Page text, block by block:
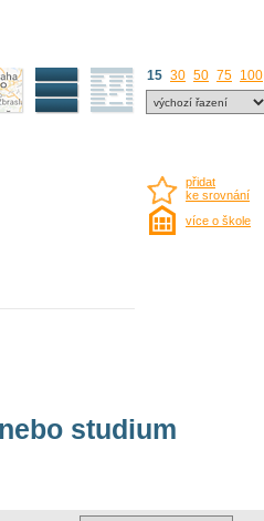
15 30 50 75 100
přidat
ke srovnání
více o škole
studium